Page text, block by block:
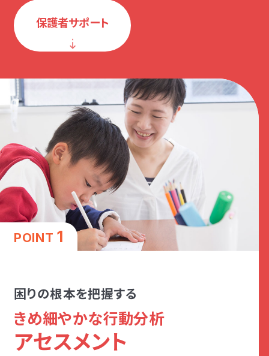
保護者サポート
POINT1
困りの根本を把握する
きめ細やかな行動分析
アセスメント